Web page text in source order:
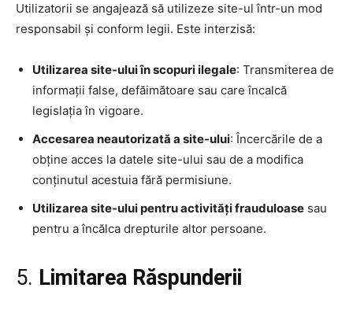
Utilizatorii se angajează să utilizeze site-ul într-un mod
responsabil și conform legii. Este interzisă:
Utilizarea site-ului în scopuri ilegale: Transmiterea de
informații false, defăimătoare sau care încalcă
legislația în vigoare.
Accesarea neautorizată a site-ului: Încercările de a
obține acces la datele site-ului sau de a modifica
conținutul acestuia fără permisiune.
Utilizarea site-ului pentru activități frauduloase sau
pentru a încălca drepturile altor persoane.
5. Limitarea Răspunderii